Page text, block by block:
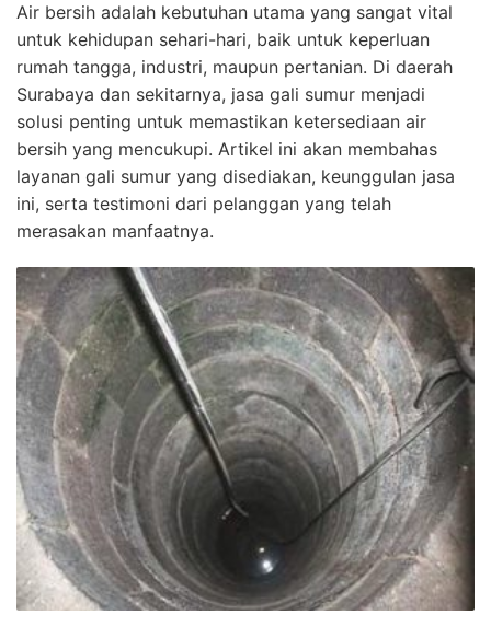
Air bersih adalah kebutuhan utama yang sangat vital
untuk kehidupan sehari-hari, baik untuk keperluan
rumah tangga, industri, maupun pertanian. Di daerah
Surabaya dan sekitarnya, jasa gali sumur menjadi
solusi penting untuk memastikan ketersediaan air
bersih yang mencukupi. Artikel ini akan membahas
layanan gali sumur yang disediakan, keunggulan jasa
ini, serta testimoni dari pelanggan yang telah
merasakan manfaatnya.